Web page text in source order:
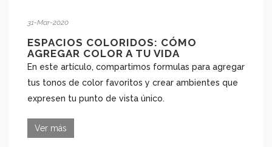
31-Mar-2020
ESPACIOS COLORIDOS: CÓMO
AGREGAR COLOR A TU VIDA
En este artículo, compartimos formulas para agregar
tus tonos de color favoritos y crear ambientes que
expresen tu punto de vista único.
Ver más